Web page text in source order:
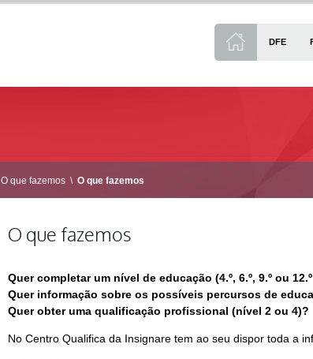
DFE
O que fazemos \ O que fazemos
O que fazemos
Quer completar um nível de educação (4.º, 6.º, 9.º ou
Quer informação sobre os possíveis percursos de
Quer obter uma qualificação profissional (nível 2 ou 4)?
No Centro Qualifica da Insignare tem ao seu dispor toda a